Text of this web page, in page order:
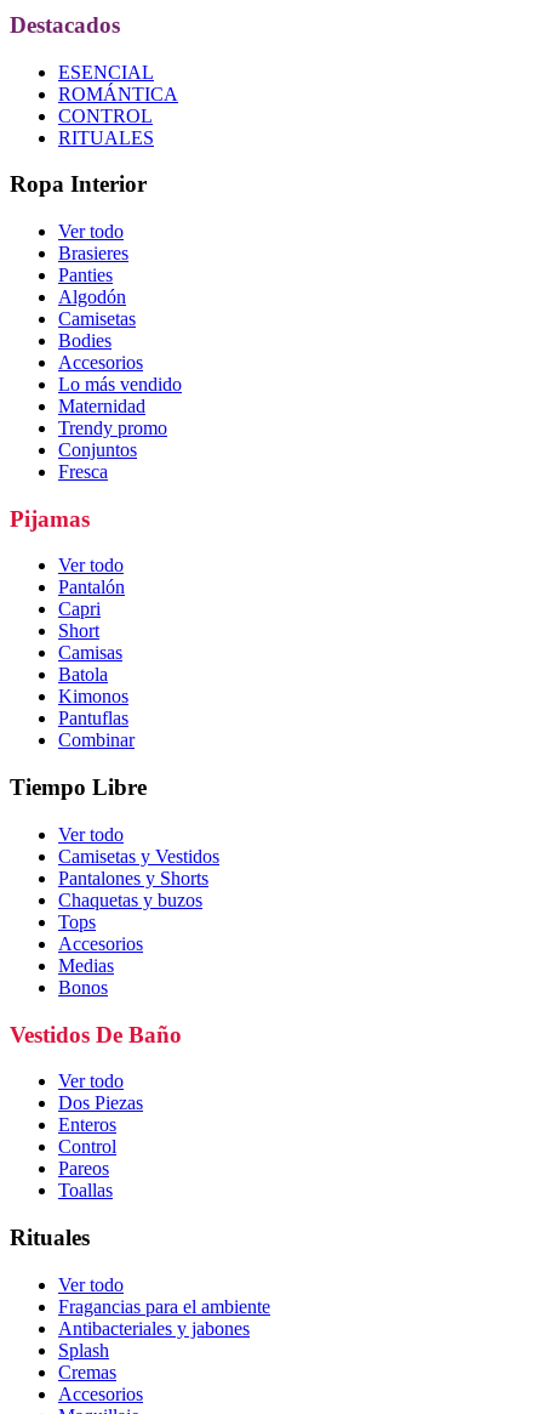
Destacados
ESENCIAL
ROMÁNTICA
CONTROL
RITUALES
Ropa Interior
Ver todo
Brasieres
Panties
Algodón
Camisetas
Bodies
Accesorios
Lo más vendido
Maternidad
Trendy promo
Conjuntos
Fresca
Pijamas
Ver todo
Pantalón
Capri
Short
Camisas
Batola
Kimonos
Pantuflas
Combinar
Tiempo Libre
Ver todo
Camisetas y Vestidos
Pantalones y Shorts
Chaquetas y buzos
Tops
Accesorios
Medias
Bonos
Vestidos De Baño
Ver todo
Dos Piezas
Enteros
Control
Pareos
Toallas
Rituales
Ver todo
Fragancias para el ambiente
Antibacteriales y jabones
Splash
Cremas
Accesorios